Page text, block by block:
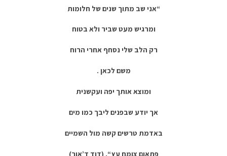
“אני שב מתוך שנים של חלומות
ומרגיש מעט שביר ולא בטוח
רק הלב שלי נסחף אחרי הרוח
משם לכאן .
ומוצא אותך יפה ועקשנית
אך יודע שבפנים ליבך כמו מים
באדמת טרשים קשה מול השמיים
פתאום צומח עץ “. (דוד ד’אור)